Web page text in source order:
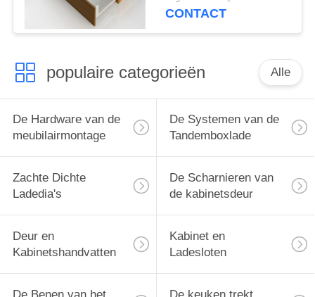
Keukenlade Slank
CONTACT
populaire categorieën Alle
De Hardware van de
meubilairmontage
De Systemen van de
Tandemboxlade
Zachte Dichte
Ladedia's
De Scharnieren van
de kabinetsdeur
Deur en
Kabinetshandvatten
Kabinet en
Ladesloten